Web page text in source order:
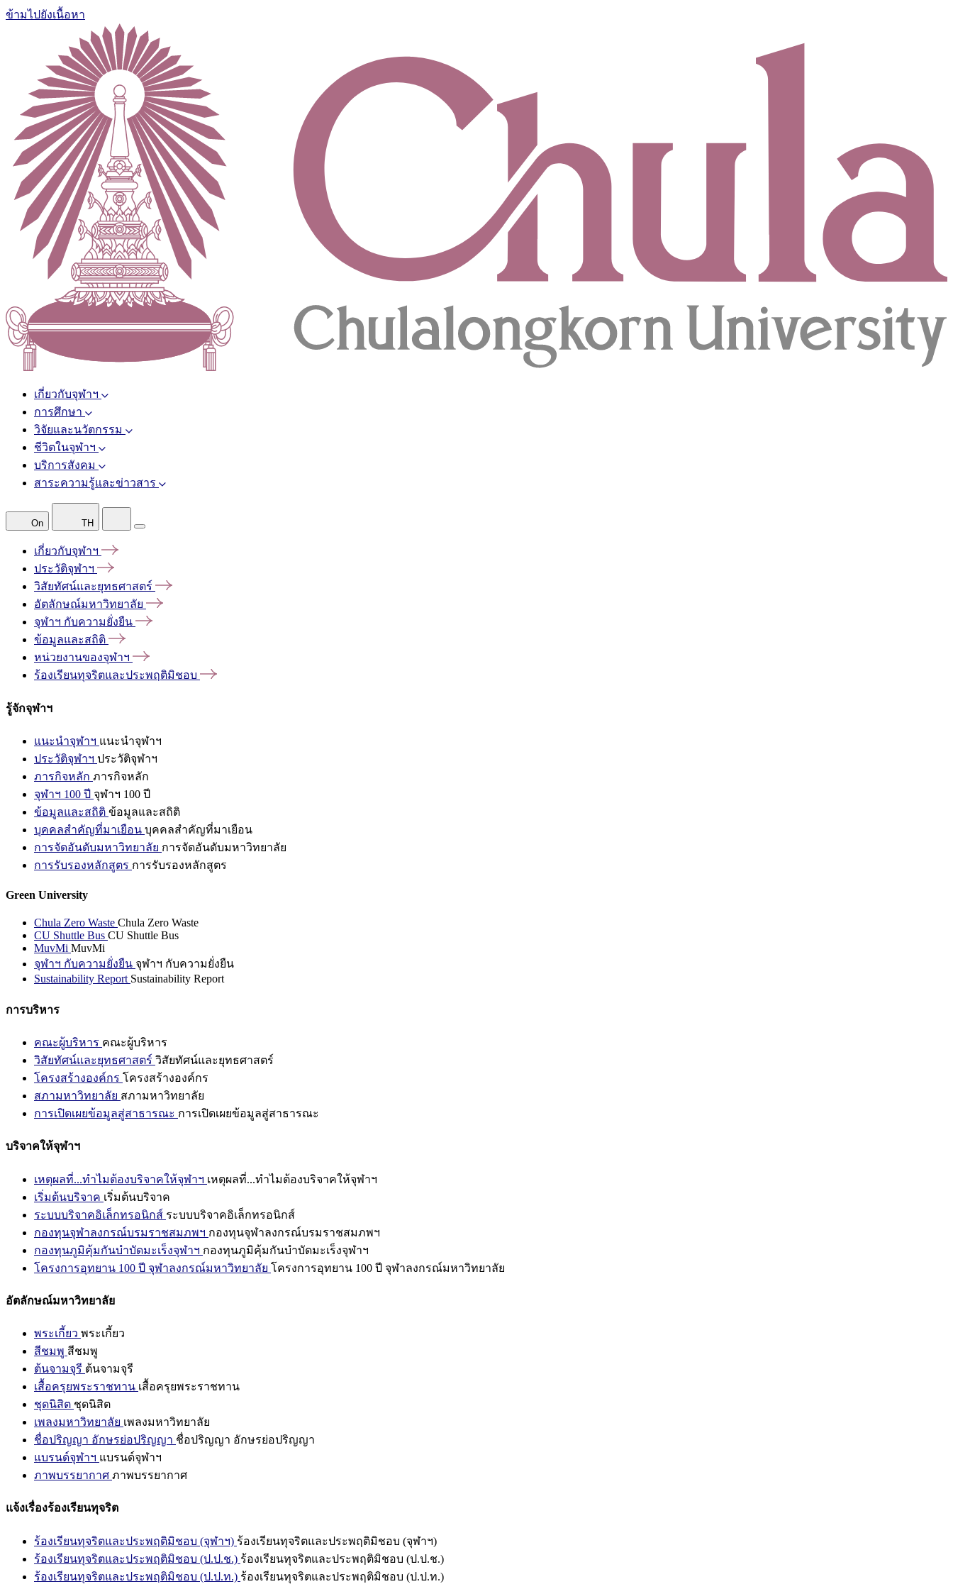
ข้ามไปยังเนื้อหา
เกี่ยวกับจุฬาฯ
การศึกษา
วิจัยและนวัตกรรม
ชีวิตในจุฬาฯ
บริการสังคม
สาระความรู้และข่าวสาร
On TH
เกี่ยวกับจุฬาฯ
ประวัติจุฬาฯ
วิสัยทัศน์และยุทธศาสตร์
อัตลักษณ์มหาวิทยาลัย
จุฬาฯ กับความยั่งยืน
ข้อมูลและสถิติ
หน่วยงานของจุฬาฯ
ร้องเรียนทุจริตและประพฤติมิชอบ
รู้จักจุฬาฯ
แนะนำจุฬาฯ แนะนำจุฬาฯ
ประวัติจุฬาฯ ประวัติจุฬาฯ
ภารกิจหลัก ภารกิจหลัก
จุฬาฯ 100 ปี จุฬาฯ 100 ปี
ข้อมูลและสถิติ ข้อมูลและสถิติ
บุคคลสำคัญที่มาเยือน บุคคลสำคัญที่มาเยือน
การจัดอันดับมหาวิทยาลัย การจัดอันดับมหาวิทยาลัย
การรับรองหลักสูตร การรับรองหลักสูตร
Green University
Chula Zero Waste Chula Zero Waste
CU Shuttle Bus CU Shuttle Bus
MuvMi MuvMi
จุฬาฯ กับความยั่งยืน จุฬาฯ กับความยั่งยืน
Sustainability Report Sustainability Report
การบริหาร
คณะผู้บริหาร คณะผู้บริหาร
วิสัยทัศน์และยุทธศาสตร์ วิสัยทัศน์และยุทธศาสตร์
โครงสร้างองค์กร โครงสร้างองค์กร
สภามหาวิทยาลัย สภามหาวิทยาลัย
การเปิดเผยข้อมูลสู่สาธารณะ การเปิดเผยข้อมูลสู่สาธารณะ
บริจาคให้จุฬาฯ
เหตุผลที่...ทำไมต้องบริจาคให้จุฬาฯ เหตุผลที่...ทำไมต้องบริจาคให้จุฬาฯ
เริ่มต้นบริจาค เริ่มต้นบริจาค
ระบบบริจาคอิเล็กทรอนิกส์ ระบบบริจาคอิเล็กทรอนิกส์
กองทุนจุฬาลงกรณ์บรมราชสมภพฯ กองทุนจุฬาลงกรณ์บรมราชสมภพฯ
กองทุนภูมิคุ้มกันบำบัดมะเร็งจุฬาฯ กองทุนภูมิคุ้มกันบำบัดมะเร็งจุฬาฯ
โครงการอุทยาน 100 ปี จุฬาลงกรณ์มหาวิทยาลัย โครงการอุทยาน 100 ปี จุฬาลงกรณ์มหาวิทยาลัย
อัตลักษณ์มหาวิทยาลัย
พระเกี้ยว พระเกี้ยว
สีชมพู สีชมพู
ต้นจามจุรี ต้นจามจุรี
เสื้อครุยพระราชทาน เสื้อครุยพระราชทาน
ชุดนิสิต ชุดนิสิต
เพลงมหาวิทยาลัย เพลงมหาวิทยาลัย
ชื่อปริญญา อักษรย่อปริญญา ชื่อปริญญา อักษรย่อปริญญา
แบรนด์จุฬาฯ แบรนด์จุฬาฯ
ภาพบรรยากาศ ภาพบรรยากาศ
แจ้งเรื่องร้องเรียนทุจริต
ร้องเรียนทุจริตและประพฤติมิชอบ (จุฬาฯ) ร้องเรียนทุจริตและประพฤติมิชอบ (จุฬาฯ)
ร้องเรียนทุจริตและประพฤติมิชอบ (ป.ป.ช.) ร้องเรียนทุจริตและประพฤติมิชอบ (ป.ป.ช.)
ร้องเรียนทุจริตและประพฤติมิชอบ (ป.ป.ท.) ร้องเรียนทุจริตและประพฤติมิชอบ (ป.ป.ท.)